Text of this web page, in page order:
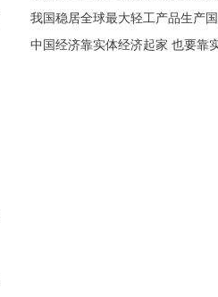
我国稳居全球最大轻工产品生产
中国经济靠实体经济起家 也要靠